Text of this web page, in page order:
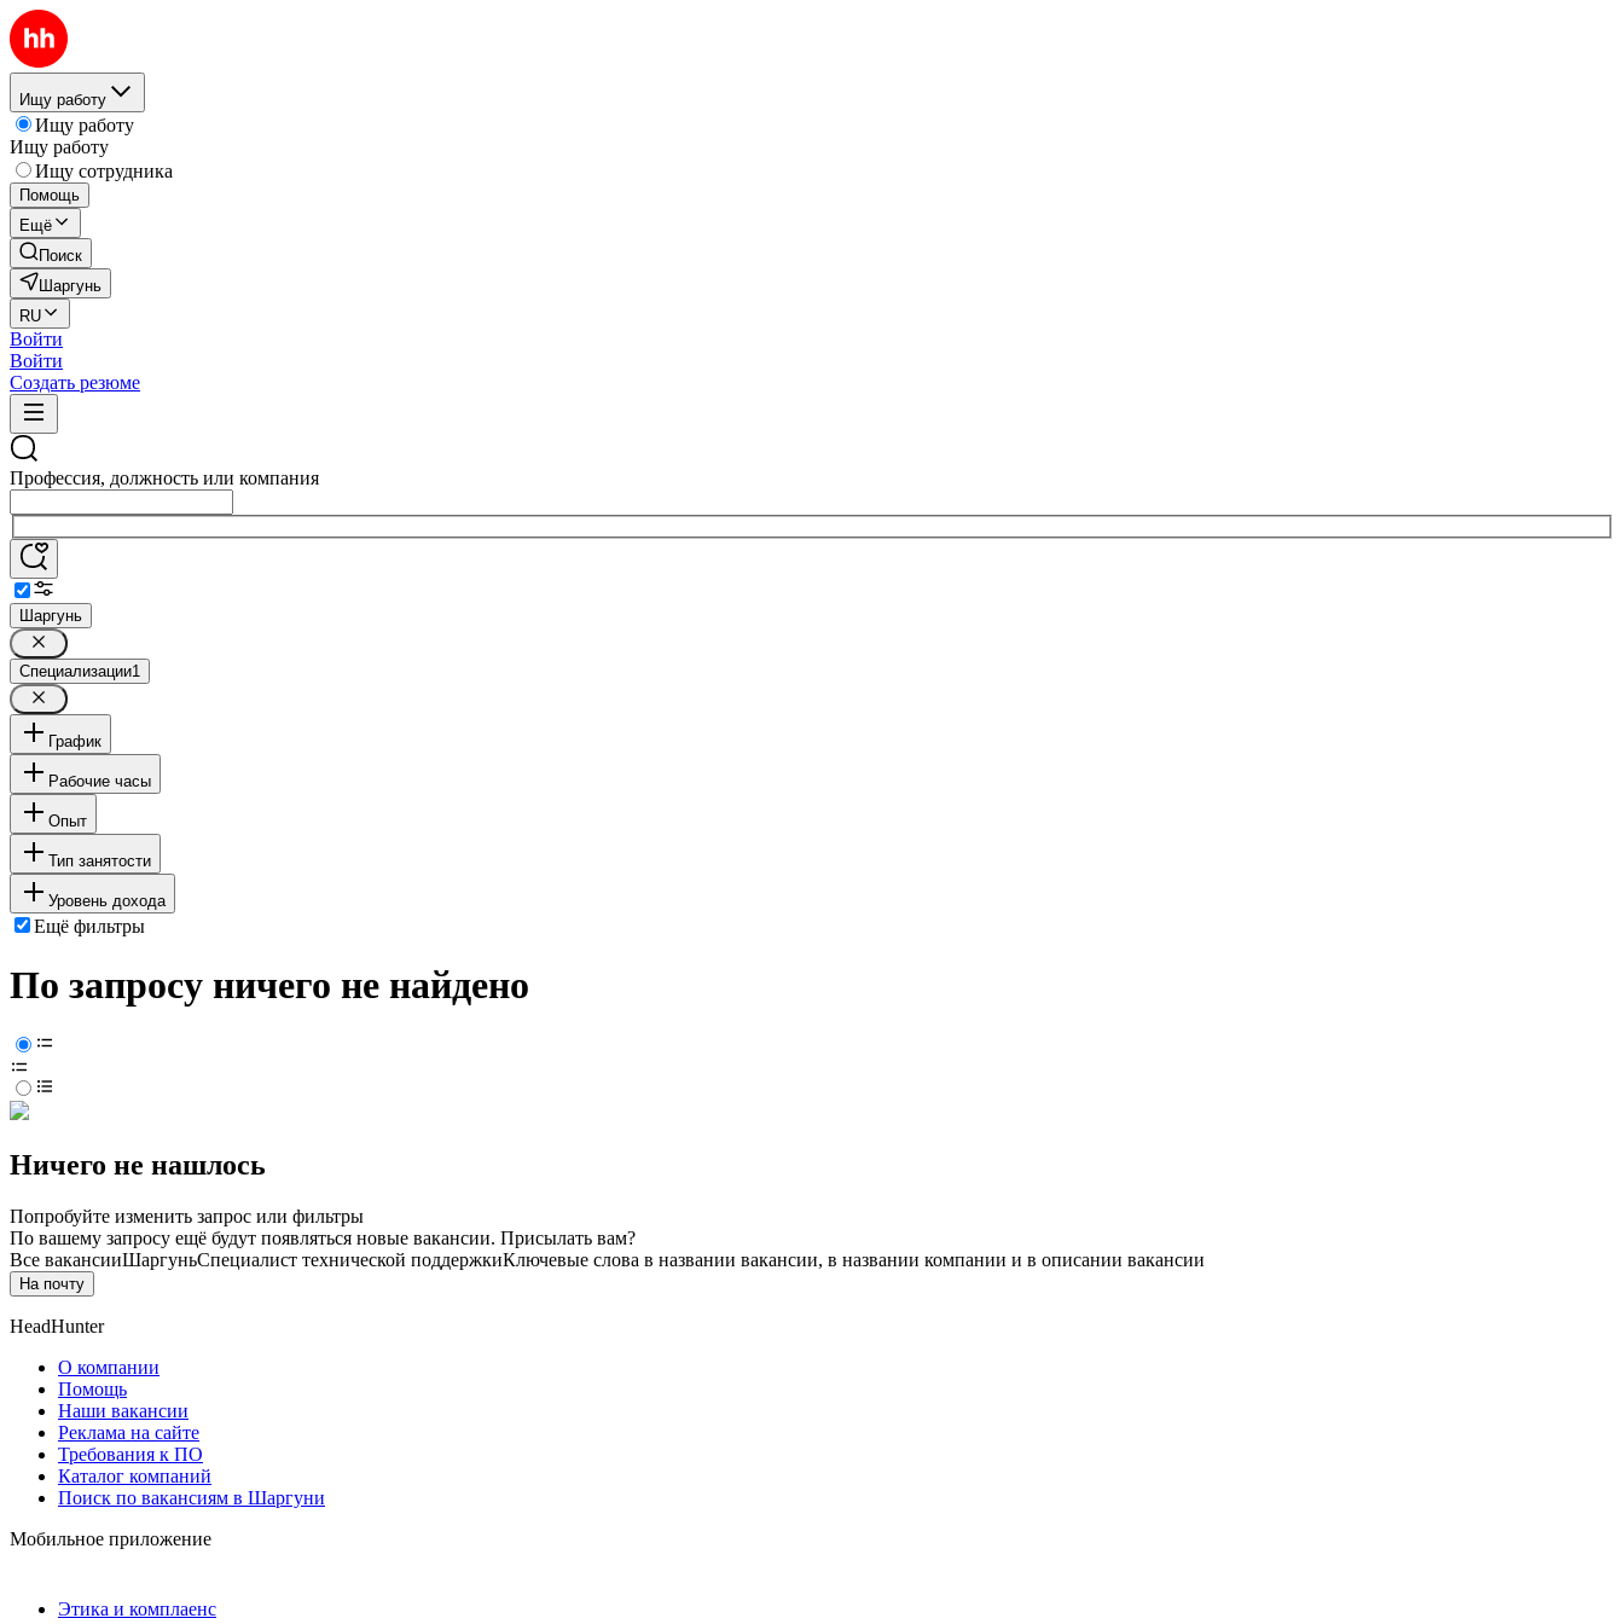
Ищу работу
Ищу работу
Ищу работу
Ищу сотрудника
Помощь
Ещё
Поиск
Шаргунь
RU
Войти
Войти
Создать резюме
Профессия, должность или компания
Шаргунь
Специализации1
График
Рабочие часы
Опыт
Тип занятости
Уровень дохода
Ещё фильтры
По запросу ничего не найдено
Ничего не нашлось
Попробуйте изменить запрос или фильтры
По вашему запросу ещё будут появляться новые вакансии. Присылать вам?
Все вакансииШаргуньСпециалист технической поддержкиКлючевые слова в названии вакансии, в названии компании и в описании вакансии
На почту
HeadHunter
О компании
Помощь
Наши вакансии
Реклама на сайте
Требования к ПО
Каталог компаний
Поиск по вакансиям в Шаргуни
Мобильное приложение
Этика и комплаенс